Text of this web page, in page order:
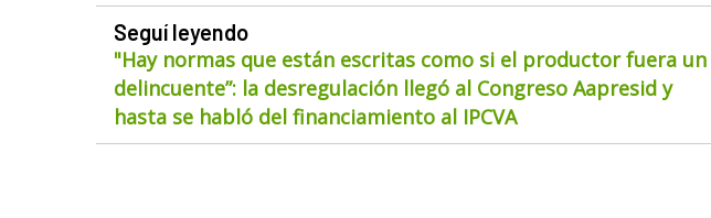
Seguí leyendo
"Hay normas que están escritas como si el productor fuera un
delincuente”: la desregulación llegó al Congreso Aapresid y
hasta se habló del financiamiento al IPCVA